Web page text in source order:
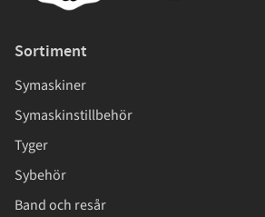
Sortiment
Symaskiner
Symaskinstillbehör
Tyger
Sybehör
Band och resår